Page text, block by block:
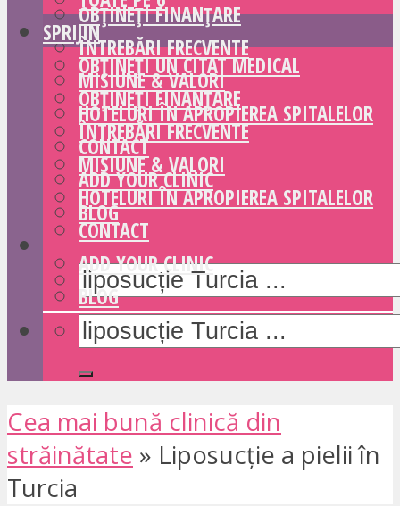
OBȚINEȚI FINANȚARE
ÎNTREBĂRI FRECVENTE
MISIUNE & VALORI
HOTELURI ÎN APROPIEREA SPITALELOR
CONTACT
ADD YOUR CLINIC
BLOG
SPRIJIN
OBȚINEȚI UN CITAT MEDICAL
OBȚINEȚI FINANȚARE
ÎNTREBĂRI FRECVENTE
MISIUNE & VALORI
HOTELURI ÎN APROPIEREA SPITALELOR
CONTACT
ADD YOUR CLINIC
BLOG
Cea mai bună clinică din
străinătate » Liposucție a pielii în
Turcia